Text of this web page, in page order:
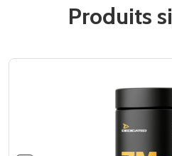
Produits